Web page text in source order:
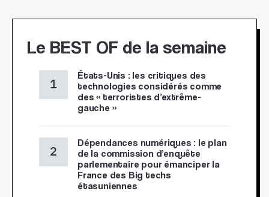
Le BEST OF de la semaine
États-Unis : les critiques des
technologies considérés comme
des « terroristes d’extrême-
gauche »
Dépendances numériques : le plan
de la commission d’enquête
parlementaire pour émanciper la
France des Big techs
étasuniennes